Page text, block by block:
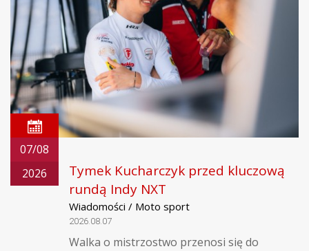
07/08
2026
Tymek Kucharczyk przed kluczową
rundą Indy NXT
Wiadomości / Moto sport
2026.08.07
Walka o mistrzostwo przenosi się do